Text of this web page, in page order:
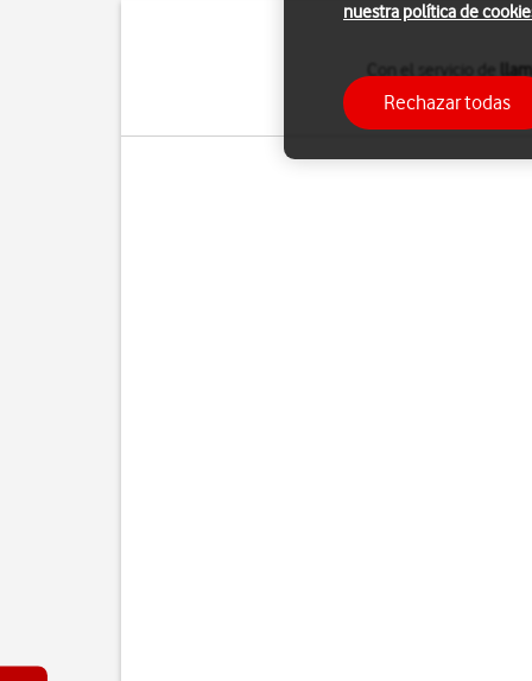
Los pasos
que se
Para
nuestra política de
Rechazar todas